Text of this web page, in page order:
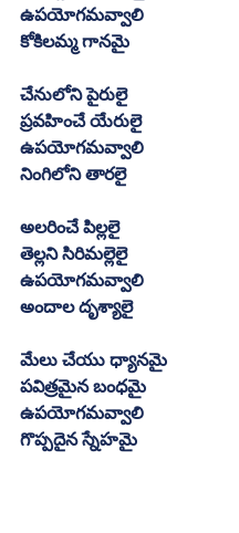
ఉపయోగమవ్వాలి
కోకిలమ్మ గానమై
చేనులోని పైరులై
ప్రవహించే యేరులై
ఉపయోగమవ్వాలి
నింగిలోని తారలై
అలరించే పిల్లలై
తెల్లని సిరిమల్లెలై
ఉపయోగమవ్వాలి
అందాల దృశ్యాలై
మేలు చేయు ధ్యానమై
పవిత్రమైన బంధమై
ఉపయోగమవ్వాలి
గొప్పదైన స్నేహమై